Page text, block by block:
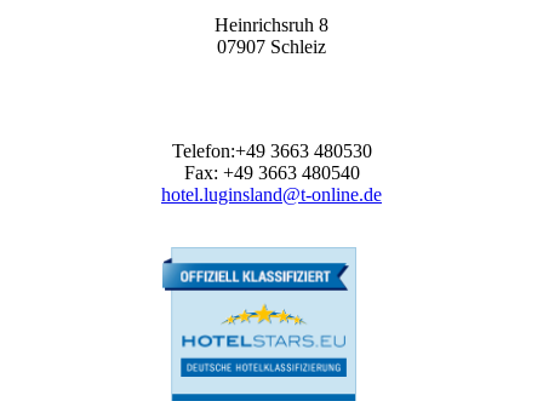
Heinrichsruh 8
07907 Schleiz
Telefon:+49 3663 480530
Fax: +49 3663 480540
hotel.luginsland@t-online.de